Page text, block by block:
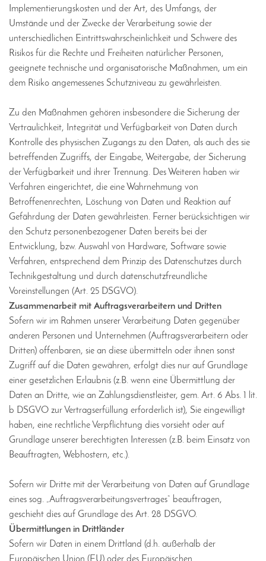
Implementierungskosten und der Art, des Umfangs, der
Umstände und der Zwecke der Verarbeitung sowie der
unterschiedlichen Eintrittswahrscheinlichkeit und Schwere des
Risikos für die Rechte und Freiheiten natürlicher Personen,
geeignete technische und organisatorische Maßnahmen, um ein
dem Risiko angemessenes Schutzniveau zu gewährleisten.
Zu den Maßnahmen gehören insbesondere die Sicherung der
Vertraulichkeit, Integrität und Verfügbarkeit von Daten durch
Kontrolle des physischen Zugangs zu den Daten, als auch des sie
betreffenden Zugriffs, der Eingabe, Weitergabe, der Sicherung
der Verfügbarkeit und ihrer Trennung. Des Weiteren haben wir
Verfahren eingerichtet, die eine Wahrnehmung von
Betroffenenrechten, Löschung von Daten und Reaktion auf
Gefährdung der Daten gewährleisten. Ferner berücksichtigen wir
den Schutz personenbezogener Daten bereits bei der
Entwicklung, bzw. Auswahl von Hardware, Software sowie
Verfahren, entsprechend dem Prinzip des Datenschutzes durch
Technikgestaltung und durch datenschutzfreundliche
Voreinstellungen (Art. 25 DSGVO).
Zusammenarbeit mit Auftragsverarbeitern und Dritten
Sofern wir im Rahmen unserer Verarbeitung Daten gegenüber
anderen Personen und Unternehmen (Auftragsverarbeitern oder
Dritten) offenbaren, sie an diese übermitteln oder ihnen sonst
Zugriff auf die Daten gewähren, erfolgt dies nur auf Grundlage
einer gesetzlichen Erlaubnis (z.B. wenn eine Übermittlung der
Daten an Dritte, wie an Zahlungsdienstleister, gem. Art. 6 Abs. 1 lit.
b DSGVO zur Vertragserfüllung erforderlich ist), Sie eingewilligt
haben, eine rechtliche Verpflichtung dies vorsieht oder auf
Grundlage unserer berechtigten Interessen (z.B. beim Einsatz von
Beauftragten, Webhostern, etc.).
Sofern wir Dritte mit der Verarbeitung von Daten auf Grundlage
eines sog. „Auftragsverarbeitungsvertrages“ beauftragen,
geschieht dies auf Grundlage des Art. 28 DSGVO.
Übermittlungen in Drittländer
Sofern wir Daten in einem Drittland (d.h. außerhalb der